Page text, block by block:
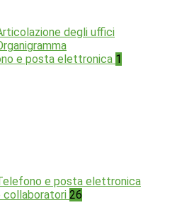
degli uffici
e posta elettronica 1
e posta elettronica
collaboratori 26